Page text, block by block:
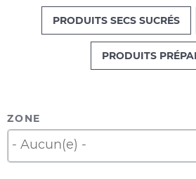
PRODUITS SECS SUCRÉS
PRODUITS
ZONE